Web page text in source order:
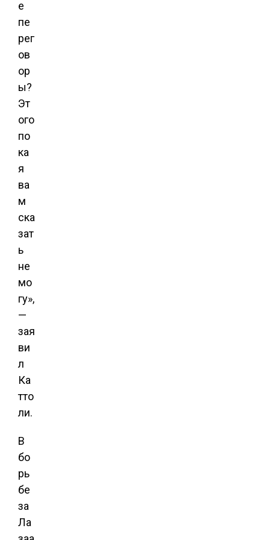
е
пе
рег
ов
ор
ы?
Эт
ого
по
ка
я
ва
м
ска
зат
ь
не
мо
гу»,
—
зая
ви
л
Ка
тто
ли.
В
бо
рь
бе
за
Ла